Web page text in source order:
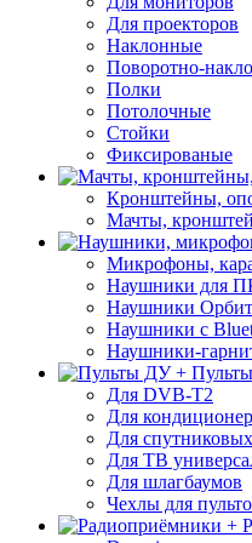
Для проекторов
Наклонные
Поворотно-
Полки
Потолочные
Стойки
Фиксированые
Кронштейны,
Мачты,
Микрофоны,
Наушники для
Наушники
Наушники с
Наушники-
Для DVB-T2
Для
Для
Для ТВ
Для шлагбаумов
Чехлы для